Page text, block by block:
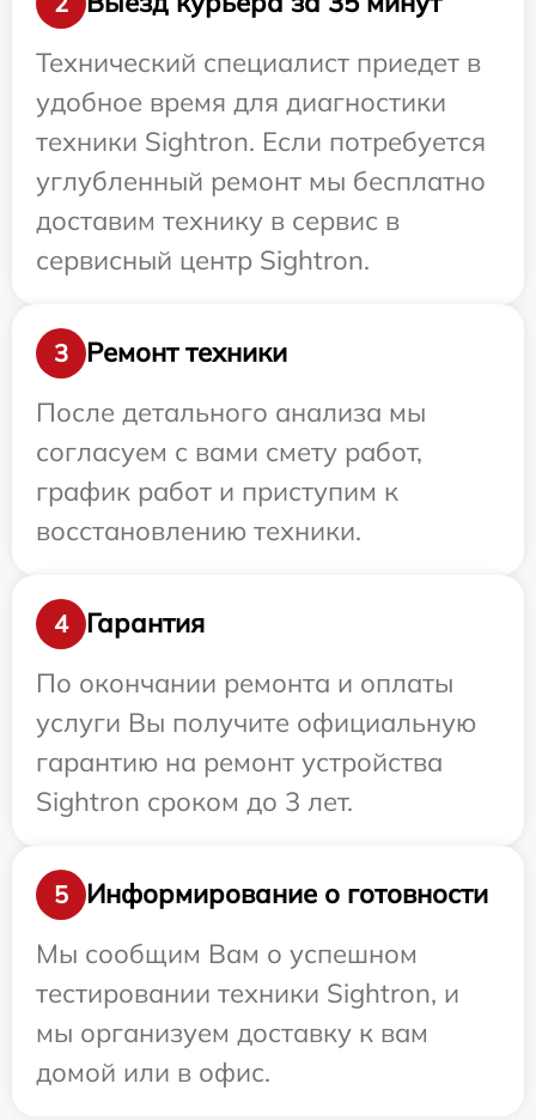
Технический специалист приедет в
удобное время для диагностики
техники Sightron. Если потребуется
углубленный ремонт мы бесплатно
доставим технику в сервис в
сервисный центр Sightron.
3
Ремонт техники
После детального анализа мы
согласуем с вами смету работ,
график работ и приступим к
восстановлению техники.
4
Гарантия
По окончании ремонта и оплаты
услуги Вы получите официальную
гарантию на ремонт устройства
Sightron сроком до 3 лет.
5
Информирование о готовности
Мы сообщим Вам о успешном
тестировании техники Sightron, и
мы организуем доставку к вам
домой или в офис.